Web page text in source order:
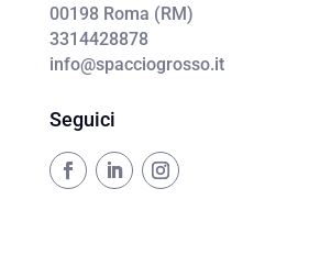
00198 Roma (RM)
3314428878
info@spacciogrosso.it
Seguici